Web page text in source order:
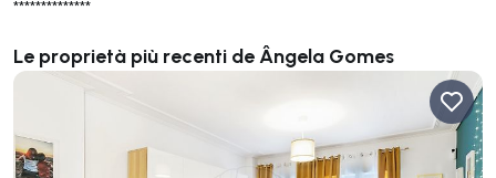
**************
Le proprietà più recenti de Ângela Gomes